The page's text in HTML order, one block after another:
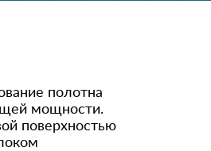
полотна
мощности.
поверхностью